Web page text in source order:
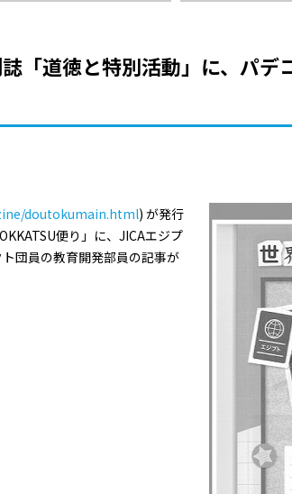
「道徳と特別活動」に、パデ
doutokumain.html) が発行
便り」に、JICAエジプ
団員の教育開発部員の記事が